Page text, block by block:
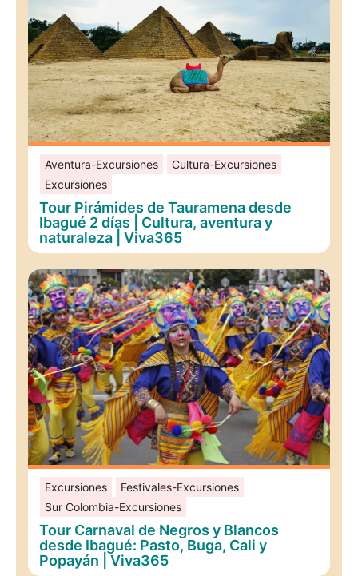
Aventura-Excursiones
Cultura-Excursiones
Excursiones
Tour Pirámides de Tauramena desde
Ibagué 2 días | Cultura, aventura y
naturaleza | Viva365
Excursiones
Festivales-Excursiones
Sur Colombia-Excursiones
Tour Carnaval de Negros y Blancos
desde Ibagué: Pasto, Buga, Cali y
Popayán | Viva365